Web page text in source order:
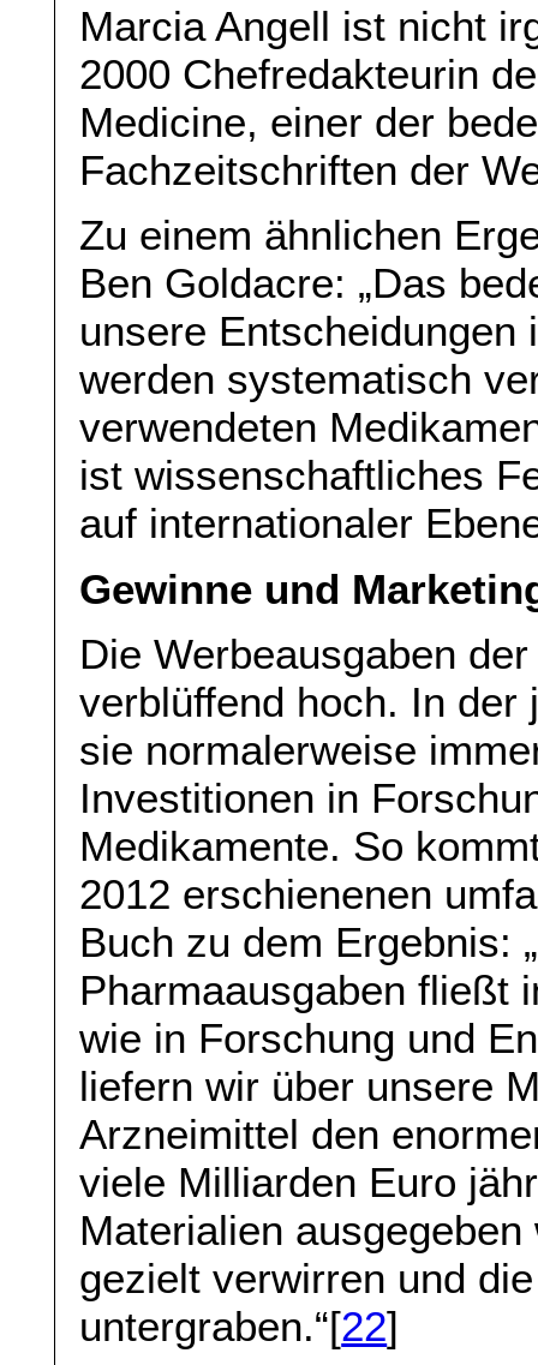
Marcia Angell ist nicht
2000 Chefredakteurin
Medicine, einer der
Fachzeitschriften der
Zu einem ähnlichen
Ben Goldacre: „Das
unsere
werden systematisch
verwendeten
ist wissenschaftliches
auf internationaler
Gewinne und
Die Werbeausgaben
verblüffend hoch. In der
sie normalerweise
Investitionen in
Medikamente. So
2012 erschienenen
Buch zu dem Ergebnis:
Pharmaausgaben fließt
wie in Forschung und
liefern wir über unsere
Arzneimittel den
viele Milliarden Euro
Materialien
gezielt verwirren und
untergraben.“[22]